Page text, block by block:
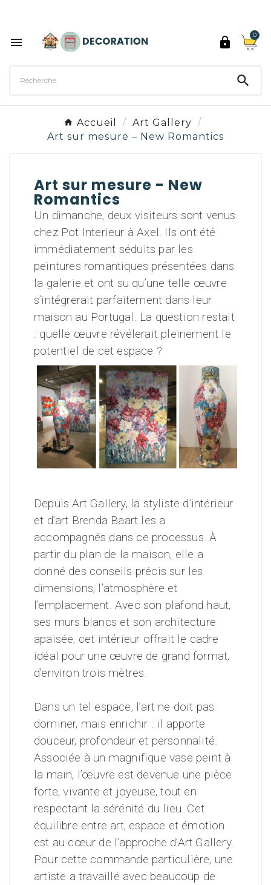
 
0

Accueil
Art Gallery
Art sur mesure – New Romantics
Art sur mesure - New
Romantics
Un dimanche, deux visiteurs sont venus
chez Pot Interieur à Axel. Ils ont été
immédiatement séduits par les
peintures romantiques présentées dans
la galerie et ont su qu’une telle œuvre
s’intégrerait parfaitement dans leur
maison au Portugal. La question restait
: quelle œuvre révélerait pleinement le
potentiel de cet espace ?
Depuis Art Gallery, la styliste d’intérieur
et d’art Brenda Baart les a
accompagnés dans ce processus. À
partir du plan de la maison, elle a
donné des conseils précis sur les
dimensions, l’atmosphère et
l’emplacement. Avec son plafond haut,
ses murs blancs et son architecture
apaisée, cet intérieur offrait le cadre
idéal pour une œuvre de grand format,
d’environ trois mètres.
Dans un tel espace, l’art ne doit pas
dominer, mais enrichir : il apporte
douceur, profondeur et personnalité.
Associée à un magnifique vase peint à
la main, l’œuvre est devenue une pièce
forte, vivante et joyeuse, tout en
respectant la sérénité du lieu. Cet
équilibre entre art, espace et émotion
est au cœur de l’approche d’Art Gallery.
Pour cette commande particulière, une
artiste a travaillé avec beaucoup de